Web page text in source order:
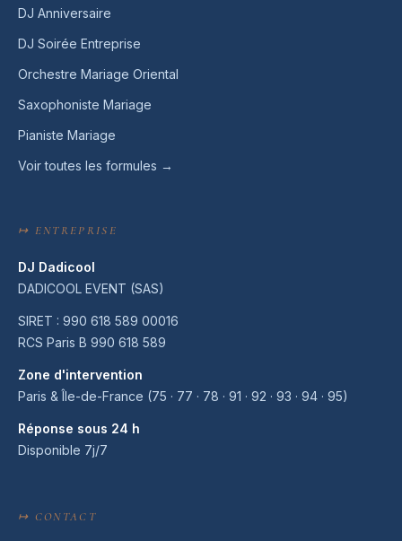
DJ Anniversaire
DJ Soirée Entreprise
Orchestre Mariage Oriental
Saxophoniste Mariage
Pianiste Mariage
Voir toutes les formules →
↦ ENTREPRISE
DJ Dadicool
DADICOOL EVENT (SAS)
SIRET : 990 618 589 00016
RCS Paris B 990 618 589
Zone d'intervention
Paris & Île-de-France (75 · 77 · 78 · 91 · 92 · 93 · 94 · 95)
Réponse sous 24 h
Disponible 7j/7
↦ CONTACT